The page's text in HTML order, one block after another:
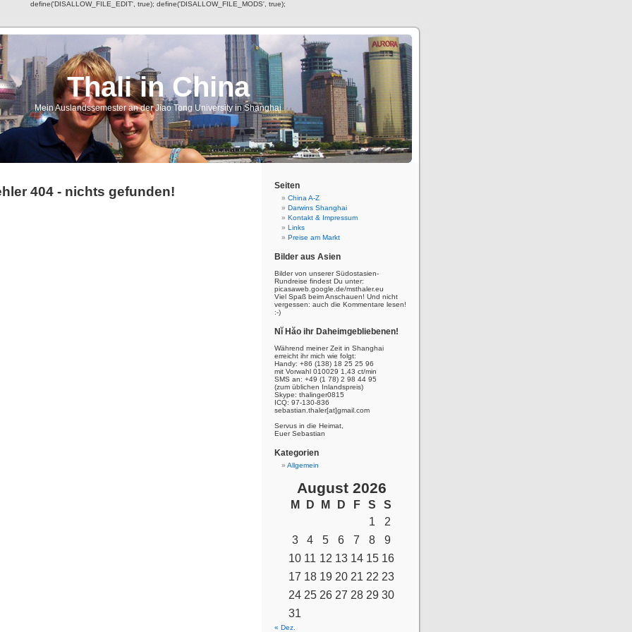
define('DISALLOW_FILE_EDIT', true); define('DISALLOW_FILE_MODS', true);
Thali in China
Mein Auslandssemester an der Jiao Tong University in Shanghai
404 - nichts gefunden! Seiten
China A-Z
Darwins Shanghai
Kontakt & Impressum
Links
Preise am Markt
Bilder aus Asien
Bilder von unserer Südostasien-
Rundreise findest Du unter:
picasaweb.google.de/msthaler.eu
Viel Spaß beim Anschauen! Und nicht
vergessen: auch die Kommentare lesen!
:-)
Nĭ Hăo ihr Daheimgebliebenen!
Während meiner Zeit in Shanghai
erreicht ihr mich wie folgt:
Handy: +86 (138) 18 25 25 96
mit Vorwahl 010029 1,43 ct/min
SMS an: +49 (1 78) 2 98 44 95
(zum üblichen Inlandspreis)
Skype: thalinger0815
ICQ: 97-130-836
sebastian.thaler[at]gmail.com
Servus in die Heimat,
Euer Sebastian
Kategorien
Allgemein
August 2026
M D M D F S
S
1
2
3
4 5 6 7 8
9
10 11 12 13 14 15 16
17 18 19 20 21 22 23
24 25 26 27 28 29 30
31
« Dez.